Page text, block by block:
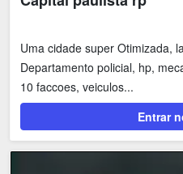
Uma cidade super Otimizada,
Departamento policial, hp,
10 faccoes, veiculos...
Entrar